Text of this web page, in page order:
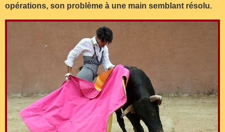
opérations, son problème à une main semblant résolu.